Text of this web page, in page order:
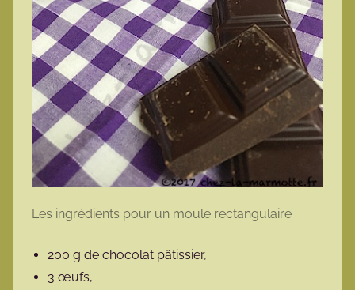
Les ingrédients pour un moule rectangulaire :
200 g de chocolat pâtissier,
3 œufs,